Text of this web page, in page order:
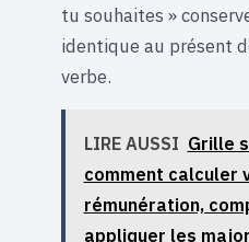
tu souhaites »
identique au présent
verbe.
LIRE AUSSI Grille
comment calculer
rémunération,
appliquer les